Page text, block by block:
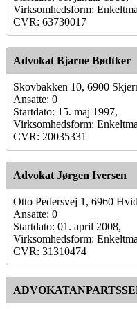
Virksomhedsform:
CVR: 63730017
Advokat Bjarne Bødtker
Skovbakken 10, 6900
Ansatte: 0
Startdato: 15. maj 1997,
Virksomhedsform:
CVR: 20035331
Advokat Jørgen Iversen
Otto Pedersvej 1, 6960
Ansatte: 0
Startdato: 01. april 2008,
Virksomhedsform:
CVR: 31310474